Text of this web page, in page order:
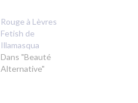
Rouge à Lèvres
Fetish de
Illamasqua
Dans "Beauté
Alternative"